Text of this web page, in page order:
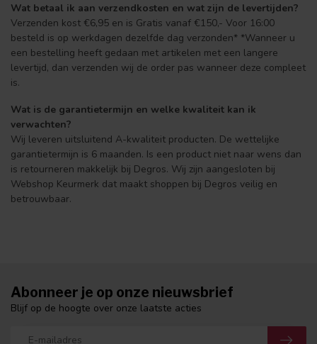
Wat betaal ik aan verzendkosten en wat zijn de levertijden?
Verzenden kost €6,95 en is Gratis vanaf €150,- Voor 16:00
besteld is op werkdagen dezelfde dag verzonden* *Wanneer u
een bestelling heeft gedaan met artikelen met een langere
levertijd, dan verzenden wij de order pas wanneer deze compleet
is.
Wat is de garantietermijn en welke kwaliteit kan ik
verwachten?
Wij leveren uitsluitend A-kwaliteit producten. De wettelijke
garantietermijn is 6 maanden. Is een product niet naar wens dan
is retourneren makkelijk bij Degros. Wij zijn aangesloten bij
Webshop Keurmerk dat maakt shoppen bij Degros veilig en
betrouwbaar.
Abonneer je op onze nieuwsbrief
Blijf op de hoogte over onze laatste acties